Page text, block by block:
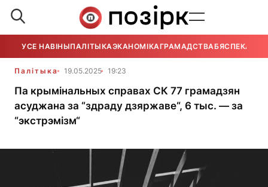
УСЕ НАВІНЫПАЛІТЫКАЭКАНОМІКАГРАМАДСТВАБЯСПЕКА
Палітыка 19.05.2025 19:23
Па крымінальных справах СК 77 грамадзян
асуджана за “здраду дзяржаве“, 6 тыс. — за
“экстрэмізм“